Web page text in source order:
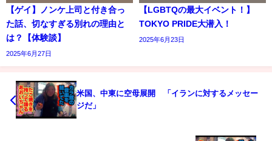
【ゲイ】ノンケ上司と付き合っ
た話、切なすぎる別れの理由と
は？【体験談】
2025年6月27日
【LGBTQの最大イベント！】
TOKYO PRIDE大潜入！
2025年6月23日
米国、中東に空母展開 「イランに対するメッセー
ジだ」